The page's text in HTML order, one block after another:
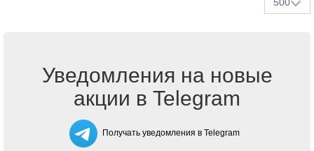
Уведомления на новые
акции в Telegram
Получать уведомления в Telegram